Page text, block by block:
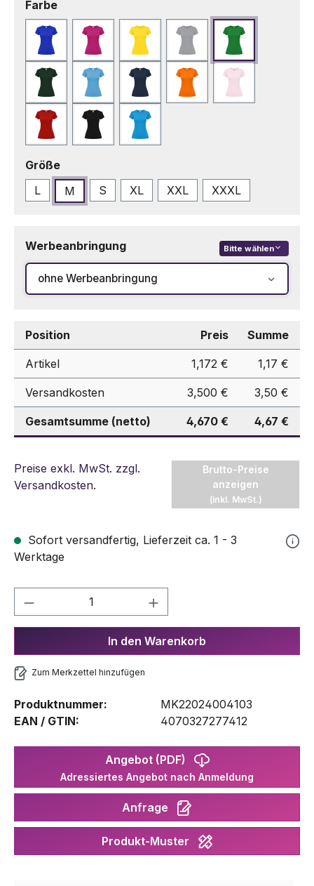
Farbeauswählen
Blau Fuchsie Gelb Grau Grün
Grün BottleHellblau MarineblauOrange Rosa
Rot Schwarz Türkis
Größeauswählen
L
M S XL XXL XXXL
(Diese Option ist
Werbeanbringung Bitte wählen
ohne Werbeanbringung
Position Preis Summe
Artikel 1,172 € 1,17 €
Versandkosten 3,500 € 3,50 €
Gesamtsumme (netto) 4,670 € 4,67 €
Preise exkl. MwSt. zzgl.
Versandkosten.
Brutto-Preise
anzeigen
(inkl. MwSt.)
Sofort versandfertig, Lieferzeit ca. 1 - 3
Werktage
Produkt Anzahl: Gib den
In den Warenkorb
Zum Merkzettel hinzufügen
Produktnummer:
MK22024004103
EAN / GTIN:
4070327277412
Angebot (PDF)
Adressiertes Angebot nach Anmeldung
Anfrage
Produkt-Muster